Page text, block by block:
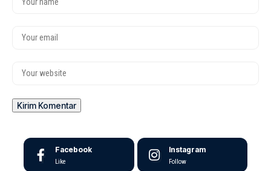
Facebook
Like
Instagram
Follow